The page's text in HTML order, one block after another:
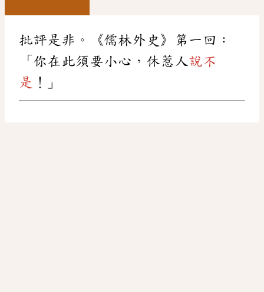
批評是非。《儒林外史》第一回：
「你在此須要小心，休惹人說不
是 ！」